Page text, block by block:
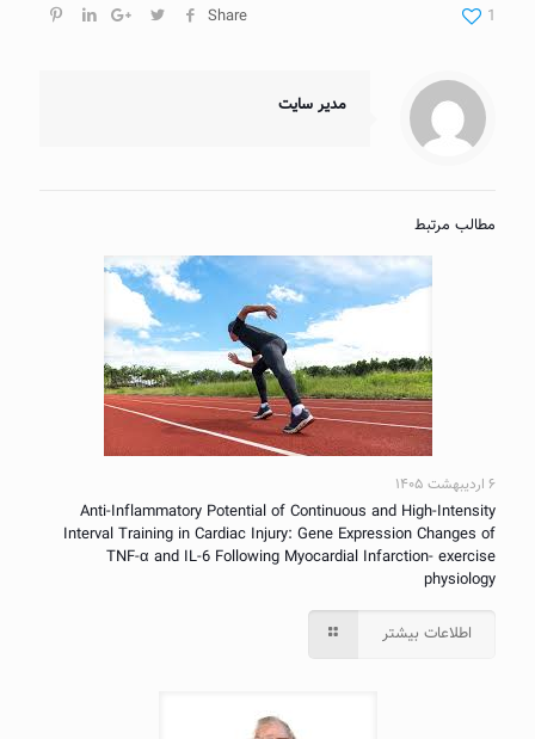
Share 1
مدیر سایت
مطالب مرتبط
۶ اردیبهشت ۱۴۰۵
Anti-Inflammatory Potential of Continuous and High-Intensity
Interval Training in Cardiac Injury: Gene Expression Changes of
TNF-α and IL-6 Following Myocardial Infarction- exercise
physiology
اطلاعات بیشتر